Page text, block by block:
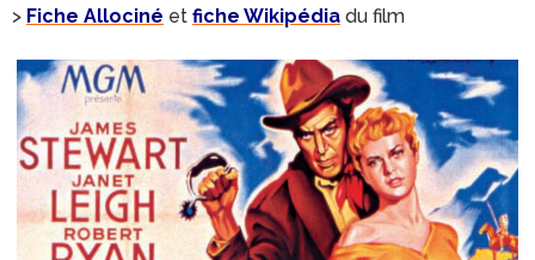
> Fiche Allociné et fiche Wikipédia du film